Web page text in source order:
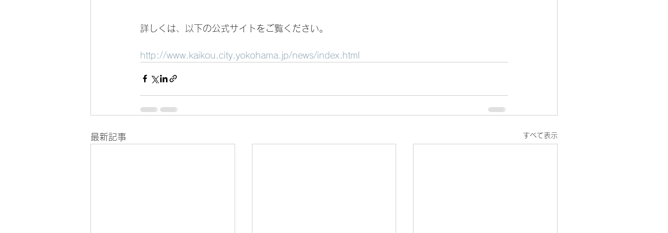
詳しくは、以下の公式サイトをご覧ください。
http://www.kaikou.city.yokohama.jp/news/index.html
最新記事 すべて表示